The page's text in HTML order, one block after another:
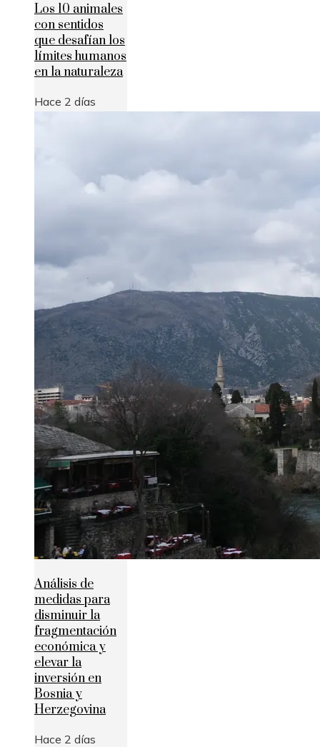
Los 10 animales
con sentidos
que desafían los
límites humanos
en la naturaleza
Hace 2 días
Análisis de
medidas para
disminuir la
fragmentación
económica y
elevar la
inversión en
Bosnia y
Herzegovina
Hace 2 días